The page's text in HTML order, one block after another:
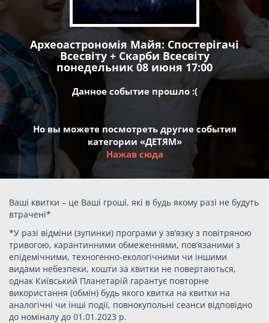
Археоастрономія Майя: Спостерігачі
Всесвіту + Скарби Всесвіту
понедельник 08 июня 17:00
Данное событие прошло :(
Но вы можете посмотреть другие события
категории «ДЕТЯМ»
Нажав сюда
Ваші квитки – це Ваші гроші, які в будь якому разі не будуть
втрачені*
*У разі відміни (зупинки) програми у зв’язку з повітряною
тривогою, карантинними обмеженнями, пов’язаними з
епідемічними, техногенно-екологічними чи іншими
видами небезпеки, кошти за квитки не повертаються,
однак Київський Планетарій гарантує повторне
використання (обмін) будь якого квитка на квитки на
аналогічні чи інші події, повнокупольні сеанси відповідно
до номіналу до 01.01.2023 р.